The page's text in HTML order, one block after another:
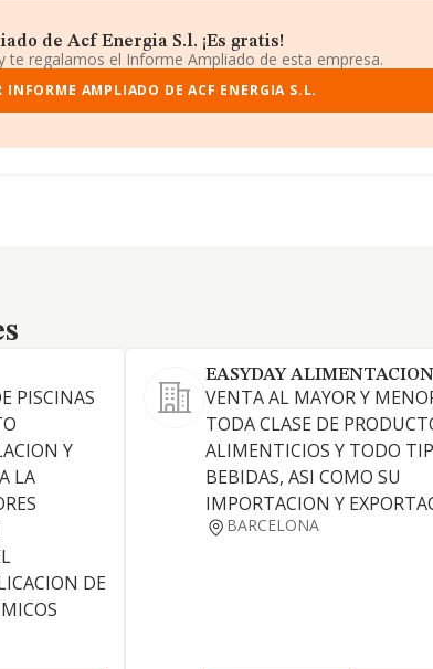
de Acf Energia S.l. ¡Es gratis!
te regalamos el Informe Ampliado de esta empresa.
INFORME AMPLIADO DE ACF ENERGIA S.L.
PISCINAS
Y
LA
DE
EASYDAY
VENTA AL MAYOR Y
TODA CLASE DE
ALIMENTICIOS Y TODO
BEBIDAS, ASI COMO SU
IMPORTACION Y
BARCELONA